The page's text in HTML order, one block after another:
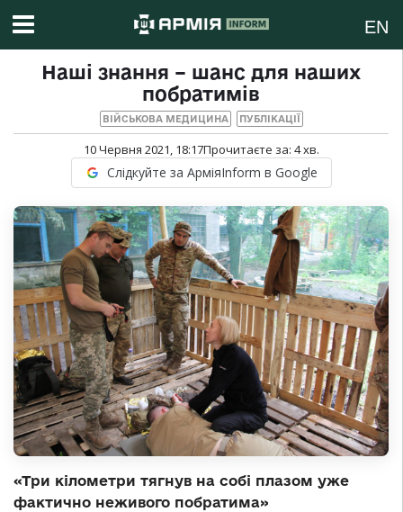
EN
Наші знання – шанс для наших
побратимів
ВІЙСЬКОВА МЕДИЦИНА ПУБЛІКАЦІЇ
10 Червня 2021, 18:17Прочитаєте за: 4хв.
Слідкуйте за АрміяInform в Google
«Три кілометри тягнув на собі плазом уже
фактично неживого побратима»